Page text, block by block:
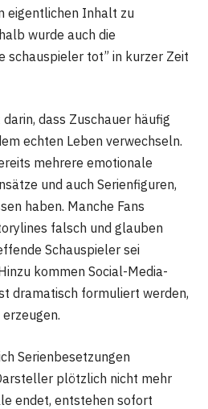
eigentlichen Inhalt zu
wurde auch die
schauspieler tot” in kurzer Zeit
dass Zuschauer häufig
echten Leben verwechseln.
mehrere emotionale
und auch Serienfiguren,
haben. Manche Fans
falsch und glauben
Schauspieler sei
kommen Social-Media-
dramatisch formuliert werden,
Serienbesetzungen
plötzlich nicht mehr
endet, entstehen sofort